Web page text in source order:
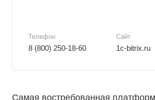
Телефон
8 (800) 250-18-60
Сайт
1c-bitrix.ru
Cамая востребованная